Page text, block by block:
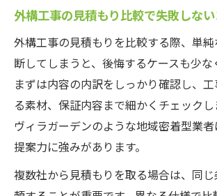
外構工事の見積もり比較で失敗しな
外構工事の見積もりを比較する際、単
断してしまうと、後悔するケースも少な
まずは内容の内訳をしっかり確認し、
る素材、保証内容まで細かくチェック
ヴィラガーデンのような地域密着型業
提案力に強みがあります。
複数社から見積もりを取る場合は、同